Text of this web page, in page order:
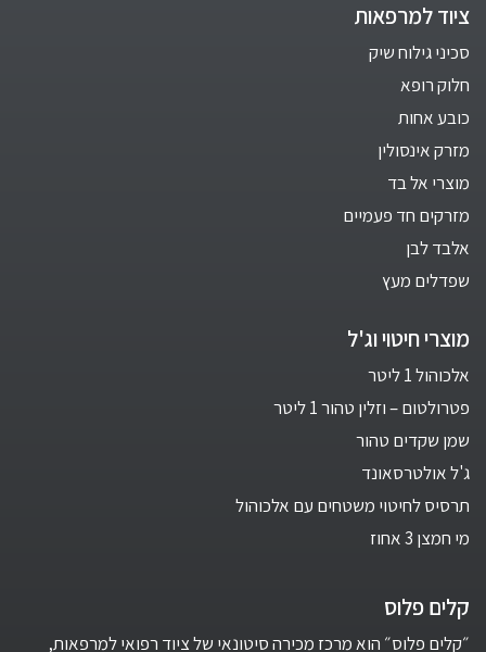
ציוד למרפאות
סכיני גילוח שיק
חלוק רופא
כובע אחות
מזרק אינסולין
מוצרי אל בד
מזרקים חד פעמיים
אלבד לבן
שפדלים מעץ
מוצרי חיטוי וג'ל
אלכוהול 1 ליטר
פטרולטום – וזלין טהור 1 ליטר
שמן שקדים טהור
ג'ל אולטרסאונד
תרסיס לחיטוי משטחים עם אלכוהול
מי חמצן 3 אחוז
קלים פלוס
״קלים פלוס״ הוא מרכז מכירה סיטונאי של ציוד רפואי למרפאות,